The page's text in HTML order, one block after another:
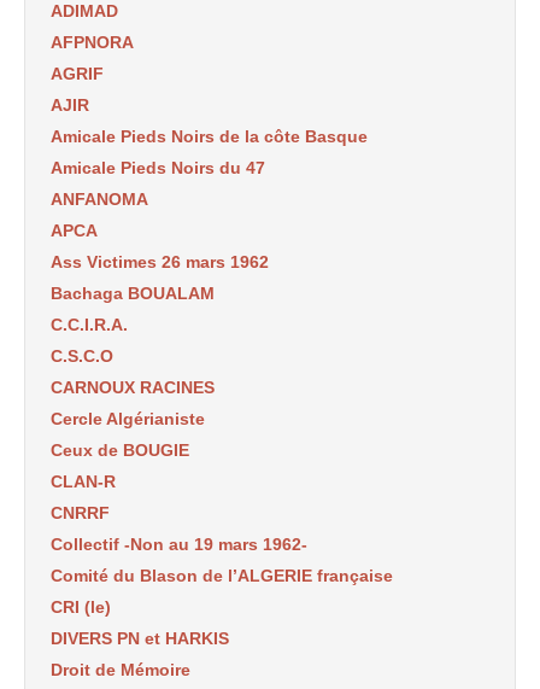
ADIMAD
AFPNORA
AGRIF
AJIR
Amicale Pieds Noirs de la côte Basque
Amicale Pieds Noirs du 47
ANFANOMA
APCA
Ass Victimes 26 mars 1962
Bachaga BOUALAM
C.C.I.R.A.
C.S.C.O
CARNOUX RACINES
Cercle Algérianiste
Ceux de BOUGIE
CLAN-R
CNRRF
Collectif -Non au 19 mars 1962-
Comité du Blason de l’ALGERIE française
CRI (le)
DIVERS PN et HARKIS
Droit de Mémoire